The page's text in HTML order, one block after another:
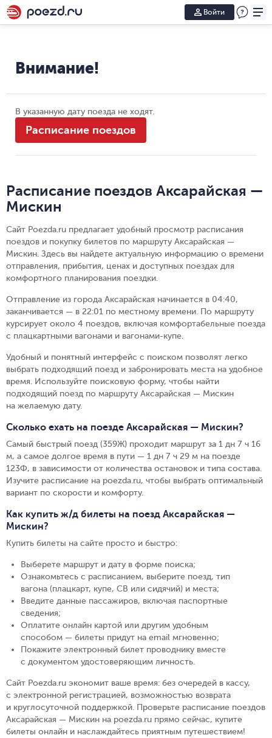
Войти
Внимание!
В указанную дату поезда не ходят.
Расписание поездов
Расписание поездов Аксарайская —
Мискин
Сайт Poezda.ru предлагает удобный просмотр расписания
поездов и покупку билетов по маршруту Аксарайская —
Мискин. Здесь вы найдете актуальную информацию о времени
отправления, прибытия, ценах и доступных поездах для
комфортного планирования поездки.
Отправление из города Аксарайская начинается в 04:40,
заканчивается — в 22:01 по местному времени. По маршруту
курсирует около 4 поездов, включая комфортабельные поезда
с плацкартными вагонами и вагонами-купе.
Удобный и понятный интерфейс с поиском позволят легко
выбрать подходящий поезд и забронировать места на удобное
время. Используйте поисковую форму, чтобы найти
подходящий поезд по маршруту Аксарайская — Мискин
на желаемую дату.
Сколько ехать на поезде Аксарайская — Мискин?
Самый быстрый поезд (359Ж) проходит маршрут за 1 дн 7 ч 16
м, а самое долгое время в пути — 1 дн 7 ч 29 м на поезде
123Ф, в зависимости от количества остановок и типа состава.
Изучите расписание на poezda.ru, чтобы выбрать оптимальный
вариант по скорости и комфорту.
Как купить ж/д билеты на поезд Аксарайская —
Мискин?
Купить билеты на сайте просто и быстро:
Выберете маршрут и дату в форме поиска;
Ознакомьтесь с расписанием, выберите поезд, тип
вагона (плацкарт, купе, СВ или сидячий) и места;
Введите данные пассажиров, включая паспортные
сведения;
Оплатите онлайн картой или другим удобным
способом — билеты придут на email мгновенно;
Покажите электронный билет проводнику вместе
с документом удостоверяющим личность.
Сайт Poezda.ru экономит ваше время: без очередей в кассу,
с электронной регистрацией, возможностью возврата
и круглосуточной поддержкой. Проверьте расписание поездов
Аксарайская — Мискин на poezda.ru прямо сейчас, купите
билеты онлайн и наслаждайтесь приятным путешествием!